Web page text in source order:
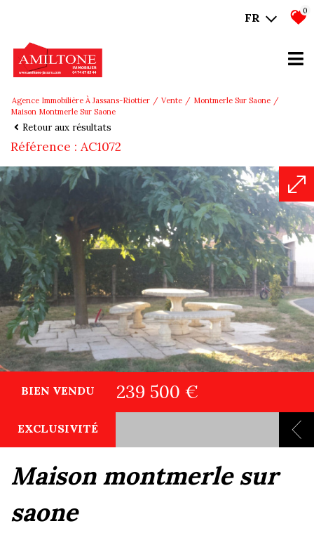
FR
0
Agence Immobilière À Jassans-Riottier Vente
Montmerle Sur Saone
Maison Montmerle Sur Saone
Retour aux résultats
Référence : AC1072
BIEN VENDU
EXCLUSIVITÉ
239 500 €
maison montmerle sur
saone